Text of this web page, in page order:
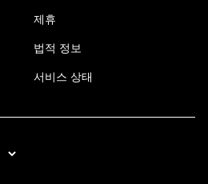
제휴
법적 정보
서비스 상태